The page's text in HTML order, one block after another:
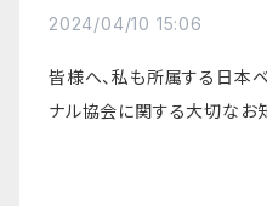
2024/04/10 15:06
皆様へ、私も所属する日本
ナル協会に関する大切なお
月10日より、一般財団法人